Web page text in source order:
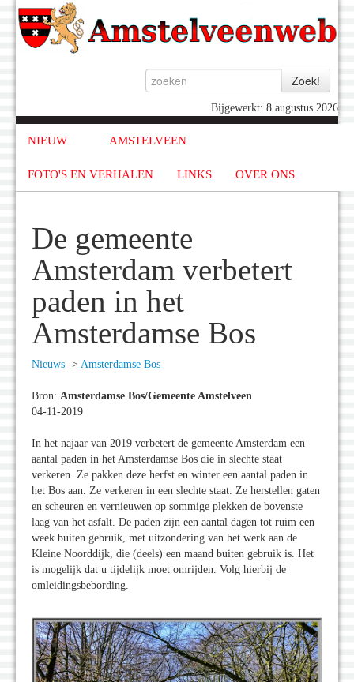
Bijgewerkt: 8 augustus 2026
NIEUW AMSTELVEEN
FOTO'S EN VERHALEN LINKS OVER ONS
De gemeente
Amsterdam verbetert
paden in het
Amsterdamse Bos
Nieuws -> Amsterdamse Bos
Bron: Amsterdamse Bos/Gemeente Amstelveen
04-11-2019
In het najaar van 2019 verbetert de gemeente Amsterdam een
aantal paden in het Amsterdamse Bos die in slechte staat
verkeren. Ze pakken deze herfst en winter een aantal paden in
het Bos aan. Ze verkeren in een slechte staat. Ze herstellen gaten
en scheuren en vernieuwen op sommige plekken de bovenste
laag van het asfalt. De paden zijn een aantal dagen tot ruim een
week buiten gebruik, met uitzondering van het werk aan de
Kleine Noorddijk, die (deels) een maand buiten gebruik is. Het
is mogelijk dat u tijdelijk moet omrijden. Volg hierbij de
omleidingsbebording.